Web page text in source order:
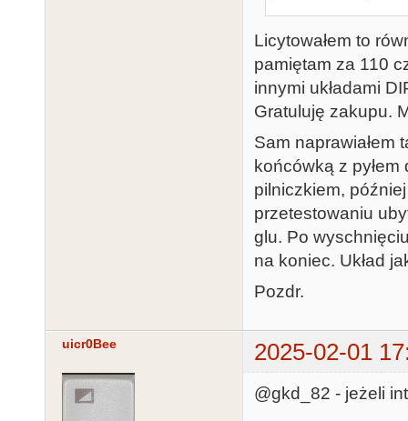
Licytowałem to
pamiętam za 110
innymi układami
Gratuluję zakupu.
Sam naprawiałem
końcówką z
pilniczkiem,
przetestowaniu
glu. Po
na koniec. Układ
Pozdr.
uicr0Bee 2025-02-01
@gkd_82 - jeżeli